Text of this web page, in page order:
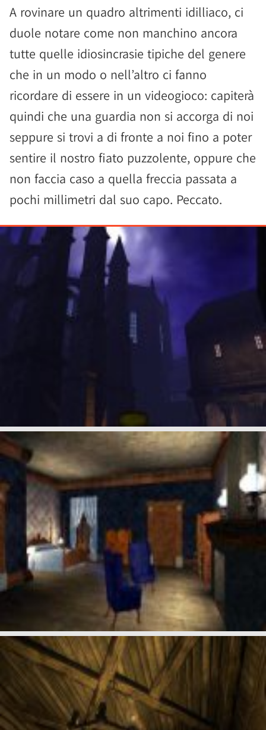
A rovinare un quadro altrimenti idilliaco, ci
duole notare come non manchino ancora
tutte quelle idiosincrasie tipiche del genere
che in un modo o nell’altro ci fanno
ricordare di essere in un videogioco: capiterà
quindi che una guardia non si accorga di noi
seppure si trovi a di fronte a noi fino a poter
sentire il nostro fiato puzzolente, oppure che
non faccia caso a quella freccia passata a
pochi millimetri dal suo capo. Peccato.